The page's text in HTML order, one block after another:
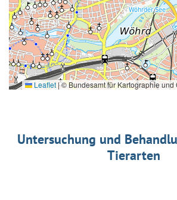
Leaflet |© Bundesamt für Kartographie und
Untersuchung und
Tierarten